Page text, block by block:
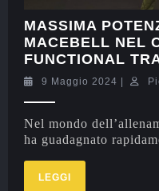
MASSIMA
MACEBELL NEL
FUNCTIONAL
9 Maggio 2024 |
Nel mondo
ha guadagnato
LEGGI